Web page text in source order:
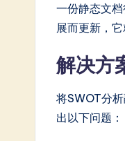
一份静态文
展而更新，它
解决方
将SWOT分
出以下问题：